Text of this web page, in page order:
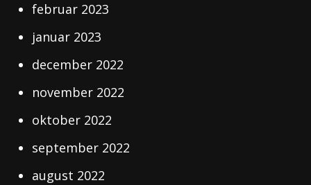
februar 2023
januar 2023
december 2022
november 2022
oktober 2022
september 2022
august 2022